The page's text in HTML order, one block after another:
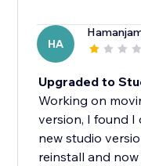
HA
Upgraded to
Working on
version, I found
new studio
reinstall and now